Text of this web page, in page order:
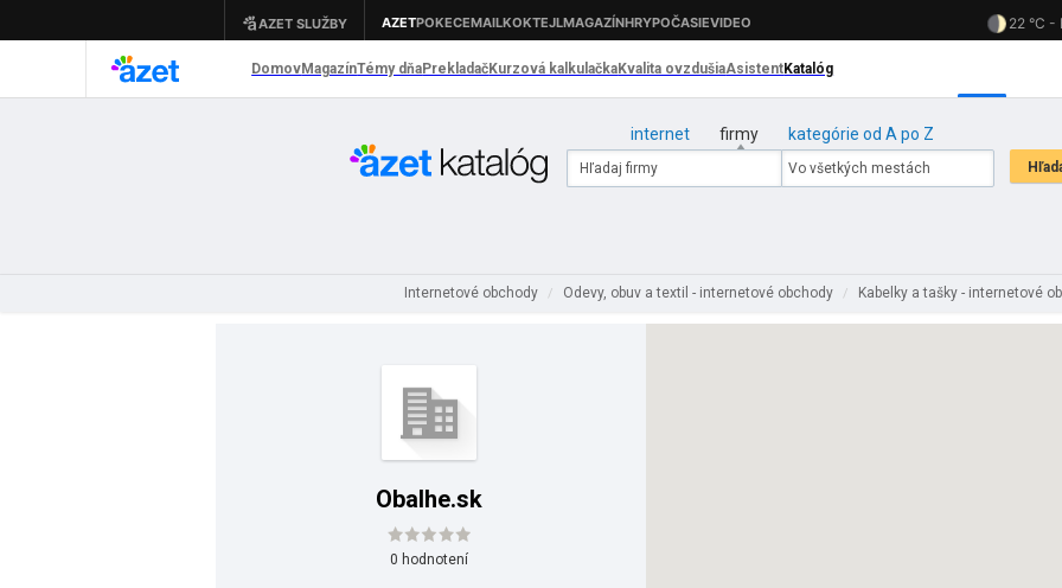
internet firmy kategórie od A po Z
Internetové obchody / Odevy, obuv a textil - internetové obchody / Kabelky a tašky - internetové
Obalhe.sk
0 hodnotení